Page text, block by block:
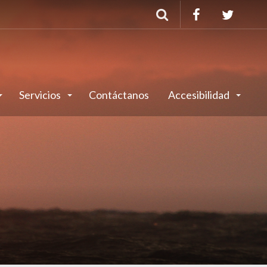
Servicios Contáctanos Accesibilidad